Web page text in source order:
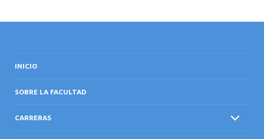
INICIO
SOBRE LA FACULTAD
CARRERAS